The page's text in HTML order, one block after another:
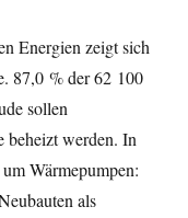
Energien zeigt sich
87,0 % der 62 100
sollen
beheizt werden. In
Wärmepumpen:
als